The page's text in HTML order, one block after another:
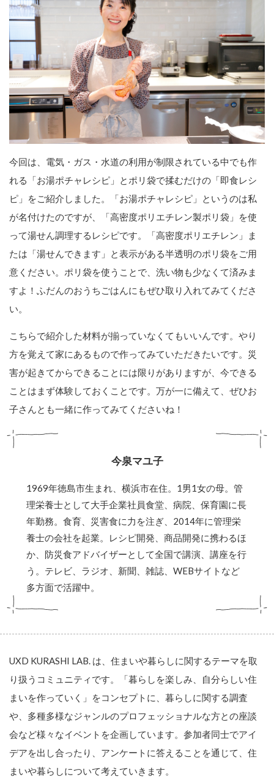
今回は、電気・ガス・水道の利用が制限されている中でも作
れる「お湯ポチャレシピ」とポリ袋で揉むだけの「即食レシ
ピ」をご紹介しました。「お湯ポチャレシピ」というのは私
が名付けたのですが、「高密度ポリエチレン製ポリ袋」を使
って湯せん調理するレシピです。「高密度ポリエチレン」ま
たは「湯せんできます」と表示がある半透明のポリ袋をご用
意ください。ポリ袋を使うことで、洗い物も少なくて済みま
すよ！ふだんのおうちごはんにもぜひ取り入れてみてくださ
い。
こちらで紹介した材料が揃っていなくてもいいんです。やり
方を覚えて家にあるもので作ってみていただきたいです。災
害が起きてからできることには限りがありますが、今できる
ことはまず体験しておくことです。万が一に備えて、ぜひお
子さんとも一緒に作ってみてくださいね！
今泉マユ子
1969年徳島市生まれ、横浜市在住。1男1女の母。管
理栄養士として大手企業社員食堂、病院、保育園に長
年勤務。食育、災害食に力を注ぎ、2014年に管理栄
養士の会社を起業。レシピ開発、商品開発に携わるほ
か、防災食アドバイザーとして全国で講演、講座を行
う。テレビ、ラジオ、新聞、雑誌、WEBサイトなど
多方面で活躍中。
UXD KURASHI LAB. は、住まいや暮らしに関するテーマを取
り扱うコミュニティです。「暮らしを楽しみ、自分らしい住
まいを作っていく」をコンセプトに、暮らしに関する調査
や、多種多様なジャンルのプロフェッショナルな方との座談
会など様々なイベントを企画しています。参加者同士でアイ
デアを出し合ったり、アンケートに答えることを通じて、住
まいや暮らしについて考えていきます。